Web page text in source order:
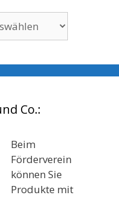
Co.:
Beim
Förderverein
können Sie
Produkte mit